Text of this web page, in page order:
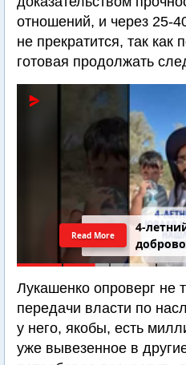
отношений, и через 25-
не прекратится, так как
готовая продолжать
4-
Read More
Лукашенко опроверг не
передачи власти по
у него, якобы, есть
уже вывезенное в